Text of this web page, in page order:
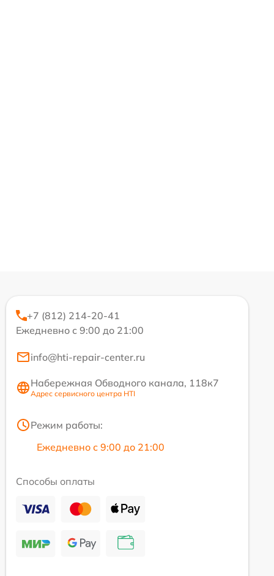
+7 (812) 214-20-41
Ежедневно с 9:00 до 21:00
info@hti-repair-center.ru
Набережная Обводного канала, 118к7
Адрес сервисного центра HTI
Режим работы:
Ежедневно с 9:00 до 21:00
Способы оплаты